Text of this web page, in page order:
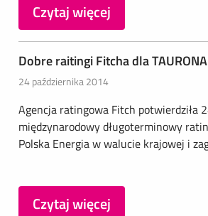
Czytaj więcej
Dobre raitingi Fitcha dla TAURONA
24 października 2014
Agencja ratingowa Fitch potwierdziła
międzynarodowy długoterminowy
Polska Energia w walucie krajowej i
Czytaj więcej